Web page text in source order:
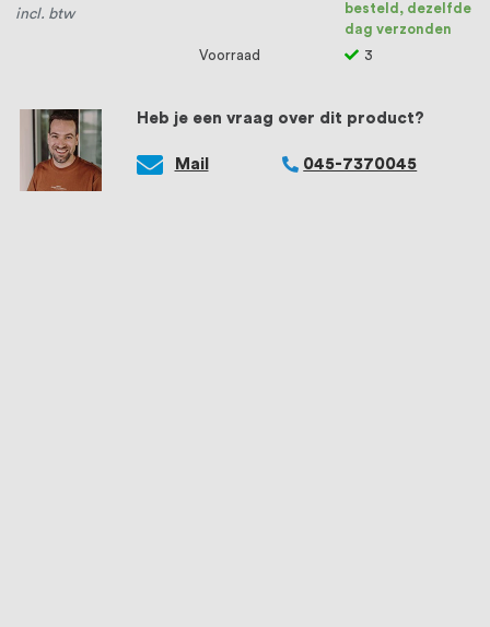
Heb je een vraag over dit product?
Mail 045-7370045
incl. btw
besteld, dezelfde
dag verzonden
Voorraad
3